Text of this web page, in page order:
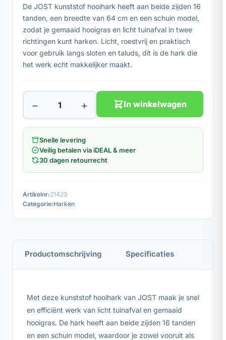
De JOST kunststof hooihark heeft aan beide zijden 16
tanden, een breedte van 64 cm en een schuin model,
zodat je gemaaid hooigras en licht tuinafval in twee
richtingen kunt harken. Licht, roestvrij en praktisch
voor gebruik langs sloten en taluds, dit is de hark die
het werk echt makkelijker maakt.
− + In winkelwagen
Snelle levering
Veilig betalen via iDEAL & meer
30 dagen retourrecht
Artikelnr:21423
Categorie:Harken
Productomschrijving Specificaties
Met deze kunststof hooihark van JOST maak je snel
en efficiënt werk van licht tuinafval en gemaaid
hooigras. De hark heeft aan beide zijden 16 tanden
en een schuin model, waardoor je zowel vooruit als